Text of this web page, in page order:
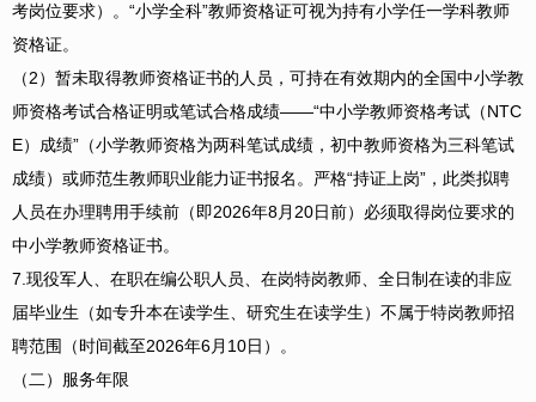
考岗位要求）。“小学全科”教师资格证可视为持有小学任一学科教师
资格证。
（2）暂未取得教师资格证书的人员，可持在有效期内的全国中小学教
师资格考试合格证明或笔试合格成绩——“中小学教师资格考试（NTC
E）成绩”（小学教师资格为两科笔试成绩，初中教师资格为三科笔试
成绩）或师范生教师职业能力证书报名。严格“持证上岗”，此类拟聘
人员在办理聘用手续前（即2026年8月20日前）必须取得岗位要求的
中小学教师资格证书。
7.现役军人、在职在编公职人员、在岗特岗教师、全日制在读的非应
届毕业生（如专升本在读学生、研究生在读学生）不属于特岗教师招
聘范围（时间截至2026年6月10日）。
（二）服务年限